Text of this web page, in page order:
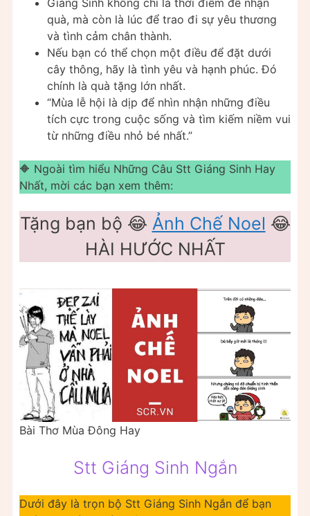
Giáng Sinh không chỉ là thời điểm để nhận
quà, mà còn là lúc để trao đi sự yêu thương
và tình cảm chân thành.
Nếu bạn có thể chọn một điều để đặt dưới
cây thông, hãy là tình yêu và hạnh phúc. Đó
chính là quà tặng lớn nhất.
“Mùa lễ hội là dịp để nhìn nhận những điều
tích cực trong cuộc sống và tìm kiếm niềm vui
từ những điều nhỏ bé nhất.”
🔶 Ngoài tìm hiểu Những Câu Stt Giáng Sinh Hay
Nhất, mời các bạn xem thêm:
Tặng bạn bộ 😂 Ảnh Chế Noel 😂
HÀI HƯỚC NHẤT
Bài Thơ Mùa Đông Hay
Stt Giáng Sinh Ngắn
Dưới đây là trọn bộ Stt Giáng Sinh Ngắn để bạn